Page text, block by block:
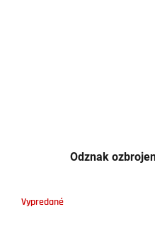
Odznak
Vypredané